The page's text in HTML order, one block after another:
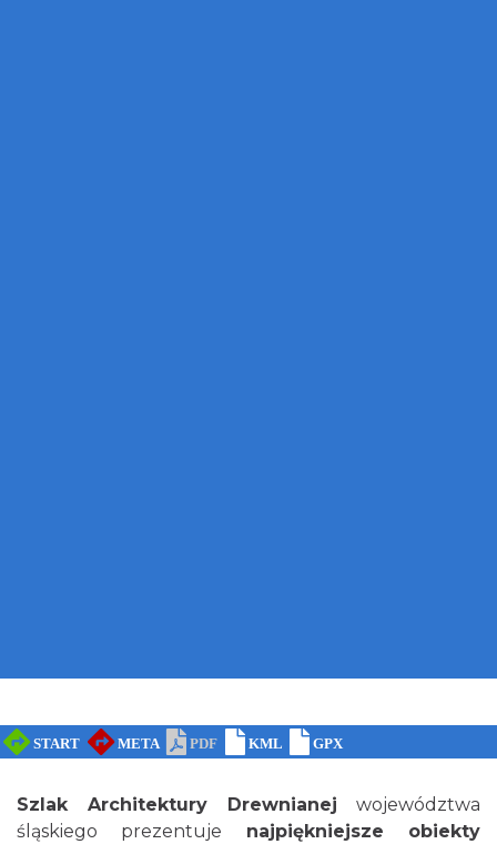
Szlak Architektury Drewnianej województwa
śląskiego prezentuje najpiękniejsze obiekty